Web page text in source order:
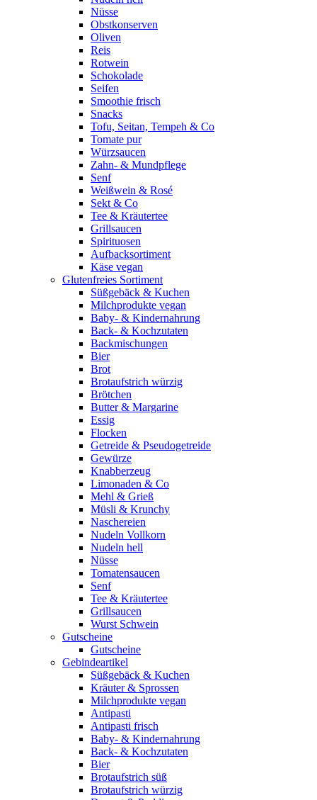
Nüsse
Obstkonserven
Oliven
Reis
Rotwein
Schokolade
Seifen
Smoothie frisch
Snacks
Tofu, Seitan, Tempeh & Co
Tomate pur
Würzsaucen
Zahn- & Mundpflege
Senf
Weißwein & Rosé
Sekt & Co
Tee & Kräutertee
Grillsaucen
Spirituosen
Aufbacksortiment
Käse vegan
Glutenfreies Sortiment
Süßgebäck & Kuchen
Milchprodukte vegan
Baby- & Kindernahrung
Back- & Kochzutaten
Backmischungen
Bier
Brot
Brotaufstrich würzig
Brötchen
Butter & Margarine
Essig
Flocken
Getreide & Pseudogetreide
Gewürze
Knabberzeug
Limonaden & Co
Mehl & Grieß
Müsli & Krunchy
Naschereien
Nudeln Vollkorn
Nudeln hell
Nüsse
Tomatensaucen
Senf
Tee & Kräutertee
Grillsaucen
Wurst Schwein
Gutscheine
Gutscheine
Gebindeartikel
Süßgebäck & Kuchen
Kräuter & Sprossen
Milchprodukte vegan
Antipasti
Antipasti frisch
Baby- & Kindernahrung
Back- & Kochzutaten
Bier
Brotaufstrich süß
Brotaufstrich würzig